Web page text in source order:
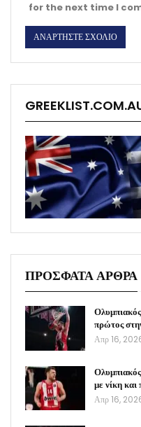
for the next time I
ΠΡΟΣΦΑΤΑ ΑΡΘΡΑ
πρώτος
Απρ 16,
με νίκη
Απρ 16,